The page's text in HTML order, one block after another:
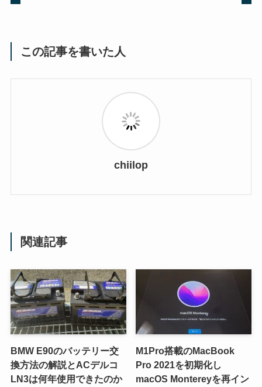
この記事を書いた人
chiilop
関連記事
BMW E90のバッテリー交
換方法の解説とACデルコ
LN3は何年使用できたのか
M1Pro搭載のMacBook
Pro 2021を初期化し
macOS Montereyを再イン